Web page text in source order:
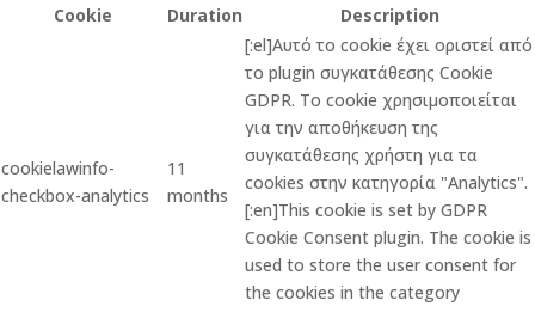
Cookie
Duration Description
cookielawinfo-
checkbox-analytics
11
months
[:el]Αυτό το cookie έχει οριστεί από
το plugin συγκατάθεσης Cookie
GDPR. Το cookie χρησιμοποιείται
για την αποθήκευση της
συγκατάθεσης χρήστη για τα
cookies στην κατηγορία "Analytics".
[:en]This cookie is set by GDPR
Cookie Consent plugin. The cookie is
used to store the user consent for
the cookies in the category